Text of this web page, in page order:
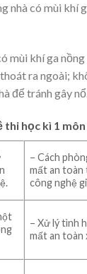
nhà có mùi khí
mùi khí ga
ra ngoài;
để tránh gây
học kì 1 môn
– Cách
mất an
công nghệ
– Xử lý tình
mất an toàn